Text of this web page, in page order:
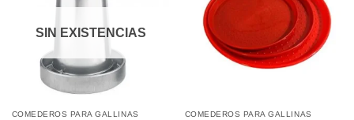
SIN EXISTENCIAS
COMEDEROS PARA GALLINAS COMEDEROS PARA GALLINAS